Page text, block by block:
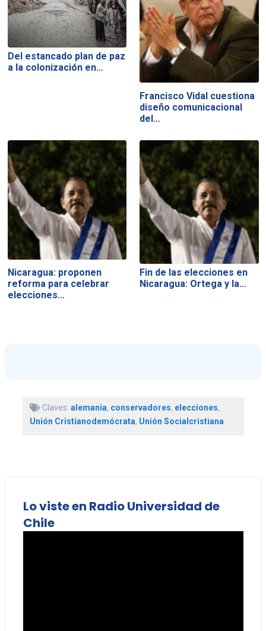
Del estancado plan de paz
a la colonización en…
Francisco Vidal cuestiona
diseño comunicacional
del…
Nicaragua: proponen
reforma para celebrar
elecciones…
Fin de las elecciones en
Nicaragua: Ortega y la…
Claves: alemania, conservadores, elecciones,
Unión Cristianodemócrata, Unión Socialcristiana
Lo viste en Radio Universidad de
Chile